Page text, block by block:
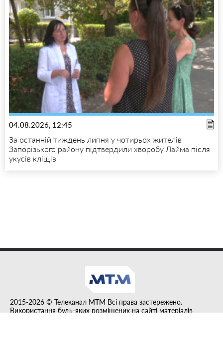
04.08.2026, 12:45
За останній тиждень липня у чотирьох жителів
Запорізького району підтвердили хворобу Лайма після
укусів кліщів
2015-2026 © Телеканал MTM Всі права застережено.
Використання будь-яких розміщених на сайті матеріалів